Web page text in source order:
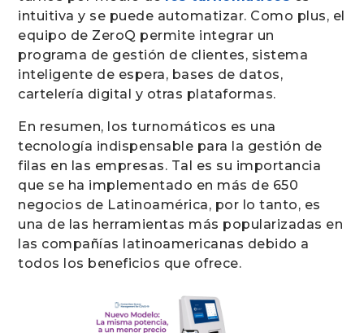
intuitiva y se puede automatizar. Como plus, el
equipo de ZeroQ permite integrar un
programa de gestión de clientes, sistema
inteligente de espera, bases de datos,
cartelería digital y otras plataformas.
En resumen, los turnomáticos es una
tecnología indispensable para la gestión de
filas en las empresas. Tal es su importancia
que se ha implementado en más de 650
negocios de Latinoamérica, por lo tanto, es
una de las herramientas más popularizadas en
las compañías latinoamericanas debido a
todos los beneficios que ofrece.